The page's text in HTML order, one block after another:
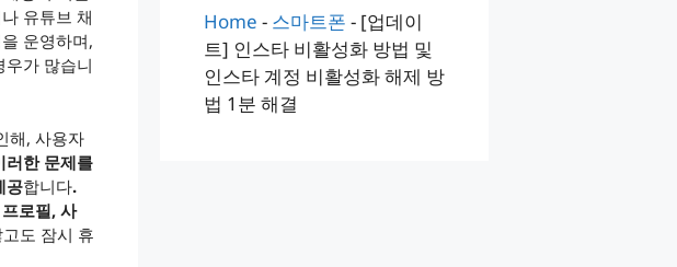
유튜브 채
운영하며,
가 많습니
해, 사용자
러한 문제를
공합니다.
로필, 사
도 잠시 휴
Home - 스마트폰 - [업데이
트] 인스타 비활성화 방법 및
인스타 계정 비활성화 해제 방
법 1분 해결